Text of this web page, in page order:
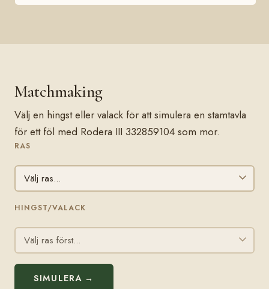
Matchmaking
Välj en hingst eller valack för att simulera en stamtavla
för ett föl med Rodera III 332859104 som mor.
RAS
HINGST/VALACK
SIMULERA →